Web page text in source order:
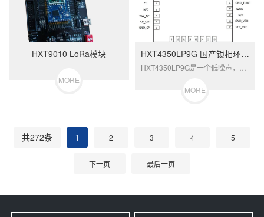
HXT9010 LoRa模块
MORE
HXT4350LP9G 国产锁相环（PLL）
MORE
共272条 1 2 3 4 5
下一页 最后一页